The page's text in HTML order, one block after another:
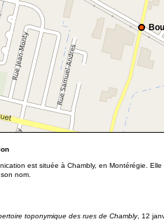
est située à Chambly, en Montérégie.
nom.
toponymique des rues de Chambly, 12